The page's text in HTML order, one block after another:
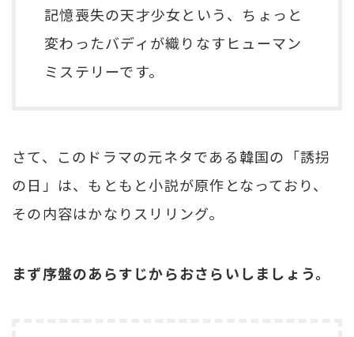
記憶喪失の天才少女という、ちょっと
変わったバディが織りなすヒューマン
ミステリーです。
さて、このドラマの元ネタである韓国の「誘拐
の日」は、もともと小説が原作となっており、
その内容はかなりスリリング。
まず序盤のあらすじからおさらいしましょう。